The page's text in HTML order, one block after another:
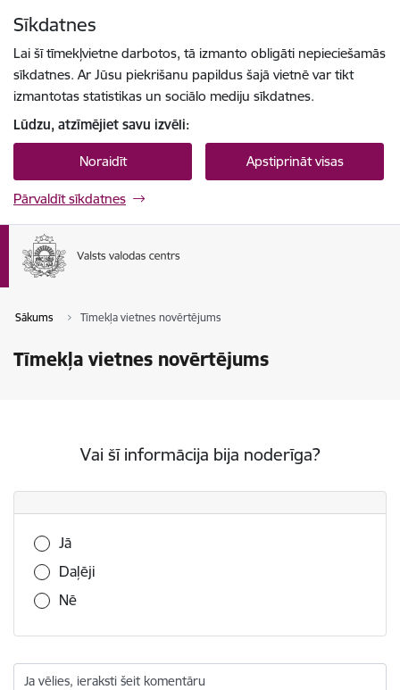
Sīkdatnes
Lai šī tīmekļvietne darbotos, tā izmanto obligāti nepieciešamās
sīkdatnes. Ar Jūsu piekrišanu papildus šajā vietnē var tikt
izmantotas statistikas un sociālo mediju sīkdatnes.
Lūdzu, atzīmējiet savu izvēli:
Noraidīt Apstiprināt visas
Pārvaldīt sīkdatnes
Sākums Tīmekļa vietnes novērtējums
Tīmekļa vietnes novērtējums
Vai šī informācija bija noderīga?
Vai šī informācija bija noderīga?
Jā
Daļēji
Nē
Ja vēlies, ieraksti šeit komentāru